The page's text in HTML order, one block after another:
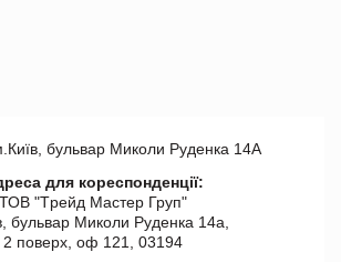
бульвар Миколи Руденка 14А
для кореспонденції:
ТОВ "Tрейд Мастер Груп"
бульвар Миколи Руденка 14а,
2 поверх, оф 121, 03194